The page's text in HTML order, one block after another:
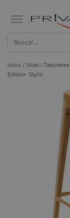
Inicio / Sillas / Taburetes
Edition- Stylix